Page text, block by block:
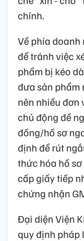
chính.
Về phía doanh
để tránh việc
phẩm bị kéo
đưa sản
nên nhiều đơn
chủ động đề
đồng/hồ sơ
định để rút
thức hóa hồ
cấp giấy tiếp
chứng nhận
Đại diện Viện
quy định pháp